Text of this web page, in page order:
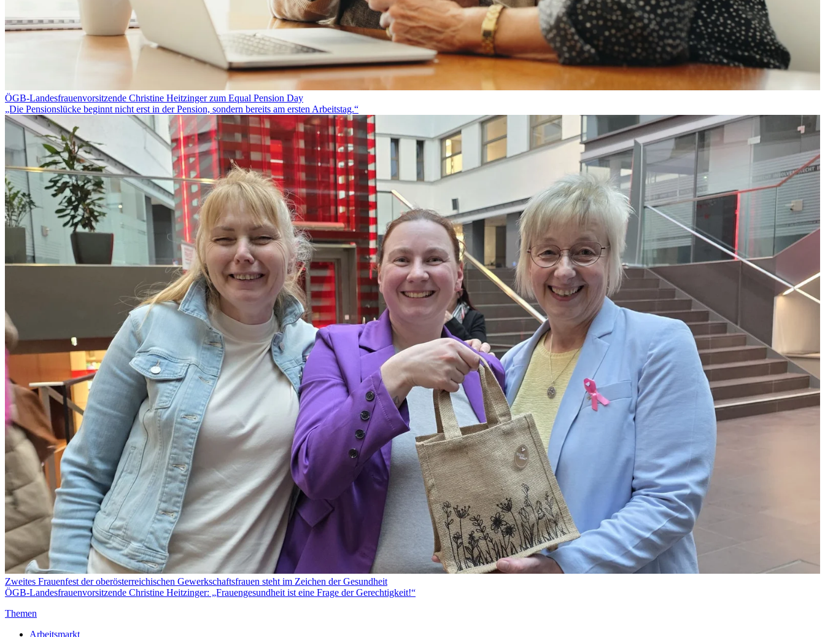
ÖGB-Landesfrauenvorsitzende Christine Heitzinger zum Equal Pension Day
„Die Pensionslücke beginnt nicht erst in der Pension, sondern bereits am ersten Arbeitstag.“
Zweites Frauenfest der oberösterreichischen Gewerkschaftsfrauen steht im Zeichen der Gesundheit
ÖGB-Landesfrauenvorsitzende Christine Heitzinger: „Frauengesundheit ist eine Frage der Gerechtigkeit!“
Themen
Arbeitsmarkt